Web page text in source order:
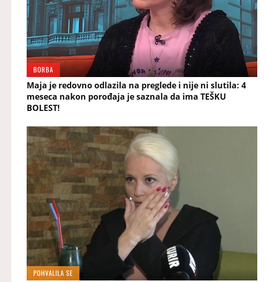
BORBA
Maja je redovno odlazila na preglede i nije ni slutila: 4
meseca nakon porođaja je saznala da ima TEŠKU
BOLEST!
POHVALILA SE